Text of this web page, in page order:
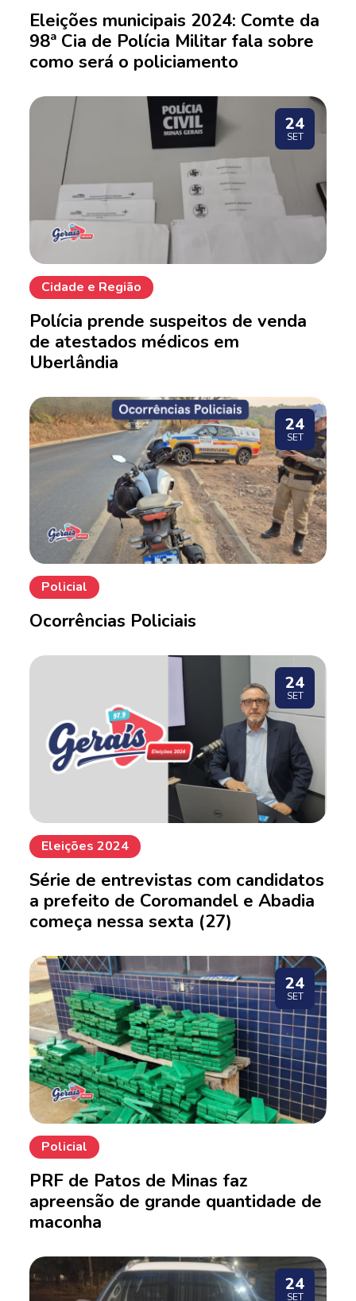
Eleições municipais 2024: Comte da
98ª Cia de Polícia Militar fala sobre
como será o policiamento
24
SET
Cidade e Região
Polícia prende suspeitos de venda
de atestados médicos em
Uberlândia
24
SET
Policial
Ocorrências Policiais
24
SET
Eleições 2024
Série de entrevistas com candidatos
a prefeito de Coromandel e Abadia
começa nessa sexta (27)
24
SET
Policial
PRF de Patos de Minas faz
apreensão de grande quantidade de
maconha
24
SET